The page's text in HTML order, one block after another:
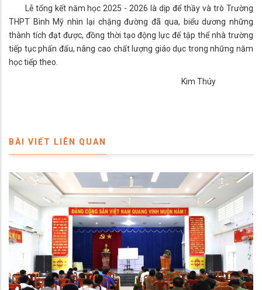
Lễ tổng kết năm học 2025 - 2026 là dịp để thầy và trò Trường
THPT Bình Mỹ nhìn lại chặng đường đã qua, biểu dương những
thành tích đạt được, đồng thời tạo động lực để tập thể nhà trường
tiếp tục phấn đấu, nâng cao chất lượng giáo dục trong những năm
học tiếp theo.
Kim Thúy
BÀI VIẾT LIÊN QUAN